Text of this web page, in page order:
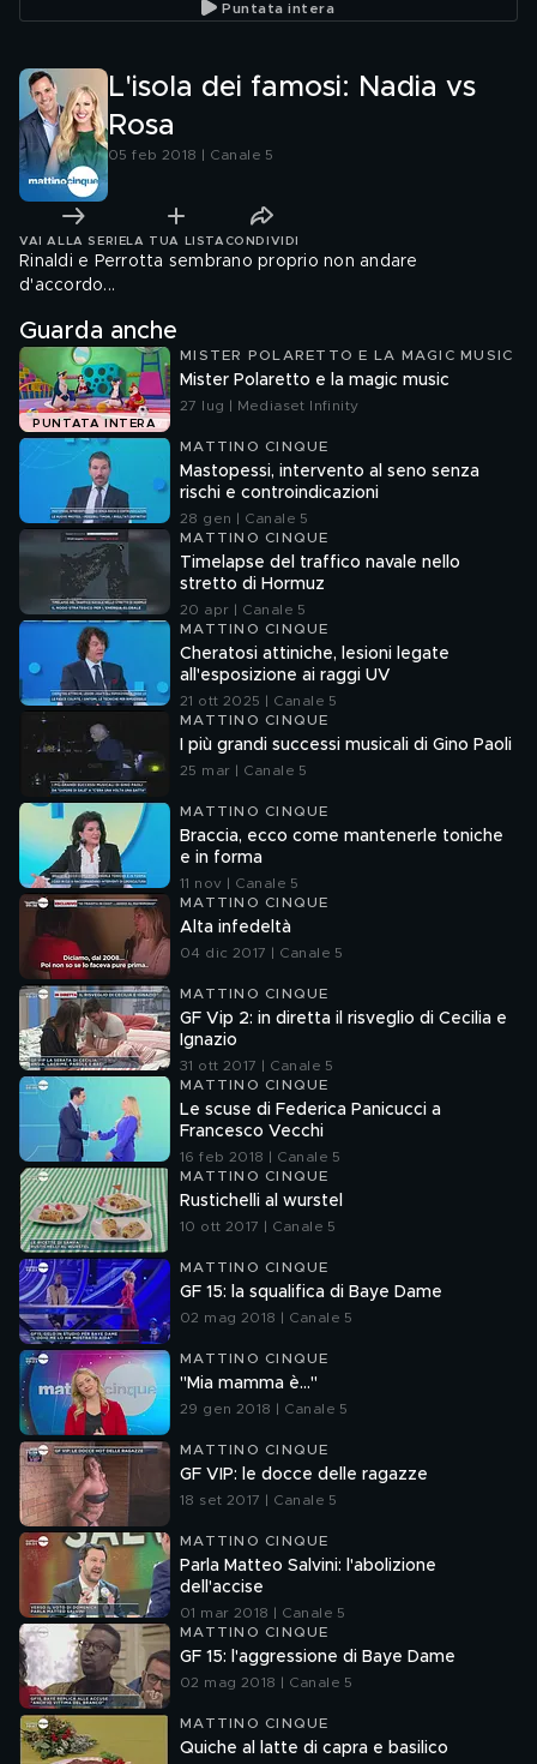
Puntata intera
L'isola dei famosi: Nadia vs
Rosa
05 feb 2018 | Canale 5
VAI ALLA SERIE LA TUA LISTA CONDIVIDI
Rinaldi e Perrotta sembrano proprio non andare
d'accordo...
Guarda anche
PUNTATA INTERA
MISTER POLARETTO E LA MAGIC MUSIC
Mister Polaretto e la magic music
27 lug | Mediaset Infinity
MATTINO CINQUE
Mastopessi, intervento al seno senza
rischi e controindicazioni
28 gen | Canale 5
MATTINO CINQUE
Timelapse del traffico navale nello
stretto di Hormuz
20 apr | Canale 5
MATTINO CINQUE
Cheratosi attiniche, lesioni legate
all'esposizione ai raggi UV
21 ott 2025 | Canale 5
MATTINO CINQUE
I più grandi successi musicali di Gino Paoli
25 mar | Canale 5
MATTINO CINQUE
Braccia, ecco come mantenerle toniche
e in forma
11 nov | Canale 5
MATTINO CINQUE
Alta infedeltà
04 dic 2017 | Canale 5
MATTINO CINQUE
GF Vip 2: in diretta il risveglio di Cecilia e
Ignazio
31 ott 2017 | Canale 5
MATTINO CINQUE
Le scuse di Federica Panicucci a
Francesco Vecchi
16 feb 2018 | Canale 5
MATTINO CINQUE
Rustichelli al wurstel
10 ott 2017 | Canale 5
MATTINO CINQUE
GF 15: la squalifica di Baye Dame
02 mag 2018 | Canale 5
MATTINO CINQUE
"Mia mamma è..."
29 gen 2018 | Canale 5
MATTINO CINQUE
GF VIP: le docce delle ragazze
18 set 2017 | Canale 5
MATTINO CINQUE
Parla Matteo Salvini: l'abolizione
dell'accise
01 mar 2018 | Canale 5
MATTINO CINQUE
GF 15: l'aggressione di Baye Dame
02 mag 2018 | Canale 5
MATTINO CINQUE
Quiche al latte di capra e basilico